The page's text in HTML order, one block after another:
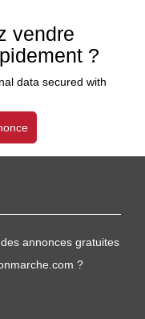
vendre
?
data secured with
annonces gratuites
?